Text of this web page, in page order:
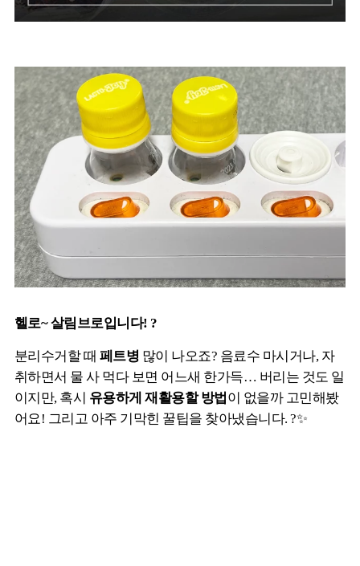
헬로~ 살림브로입니다! ?
분리수거할 때 페트병 많이 나오죠? 음료수 마시거나, 자
취하면서 물 사 먹다 보면 어느새 한가득… 버리는 것도 일
이지만, 혹시 유용하게 재활용할 방법 이 없을까 고민해봤
어요! 그리고 아주 기막힌 꿀팁을 찾아냈습니다. ?✨